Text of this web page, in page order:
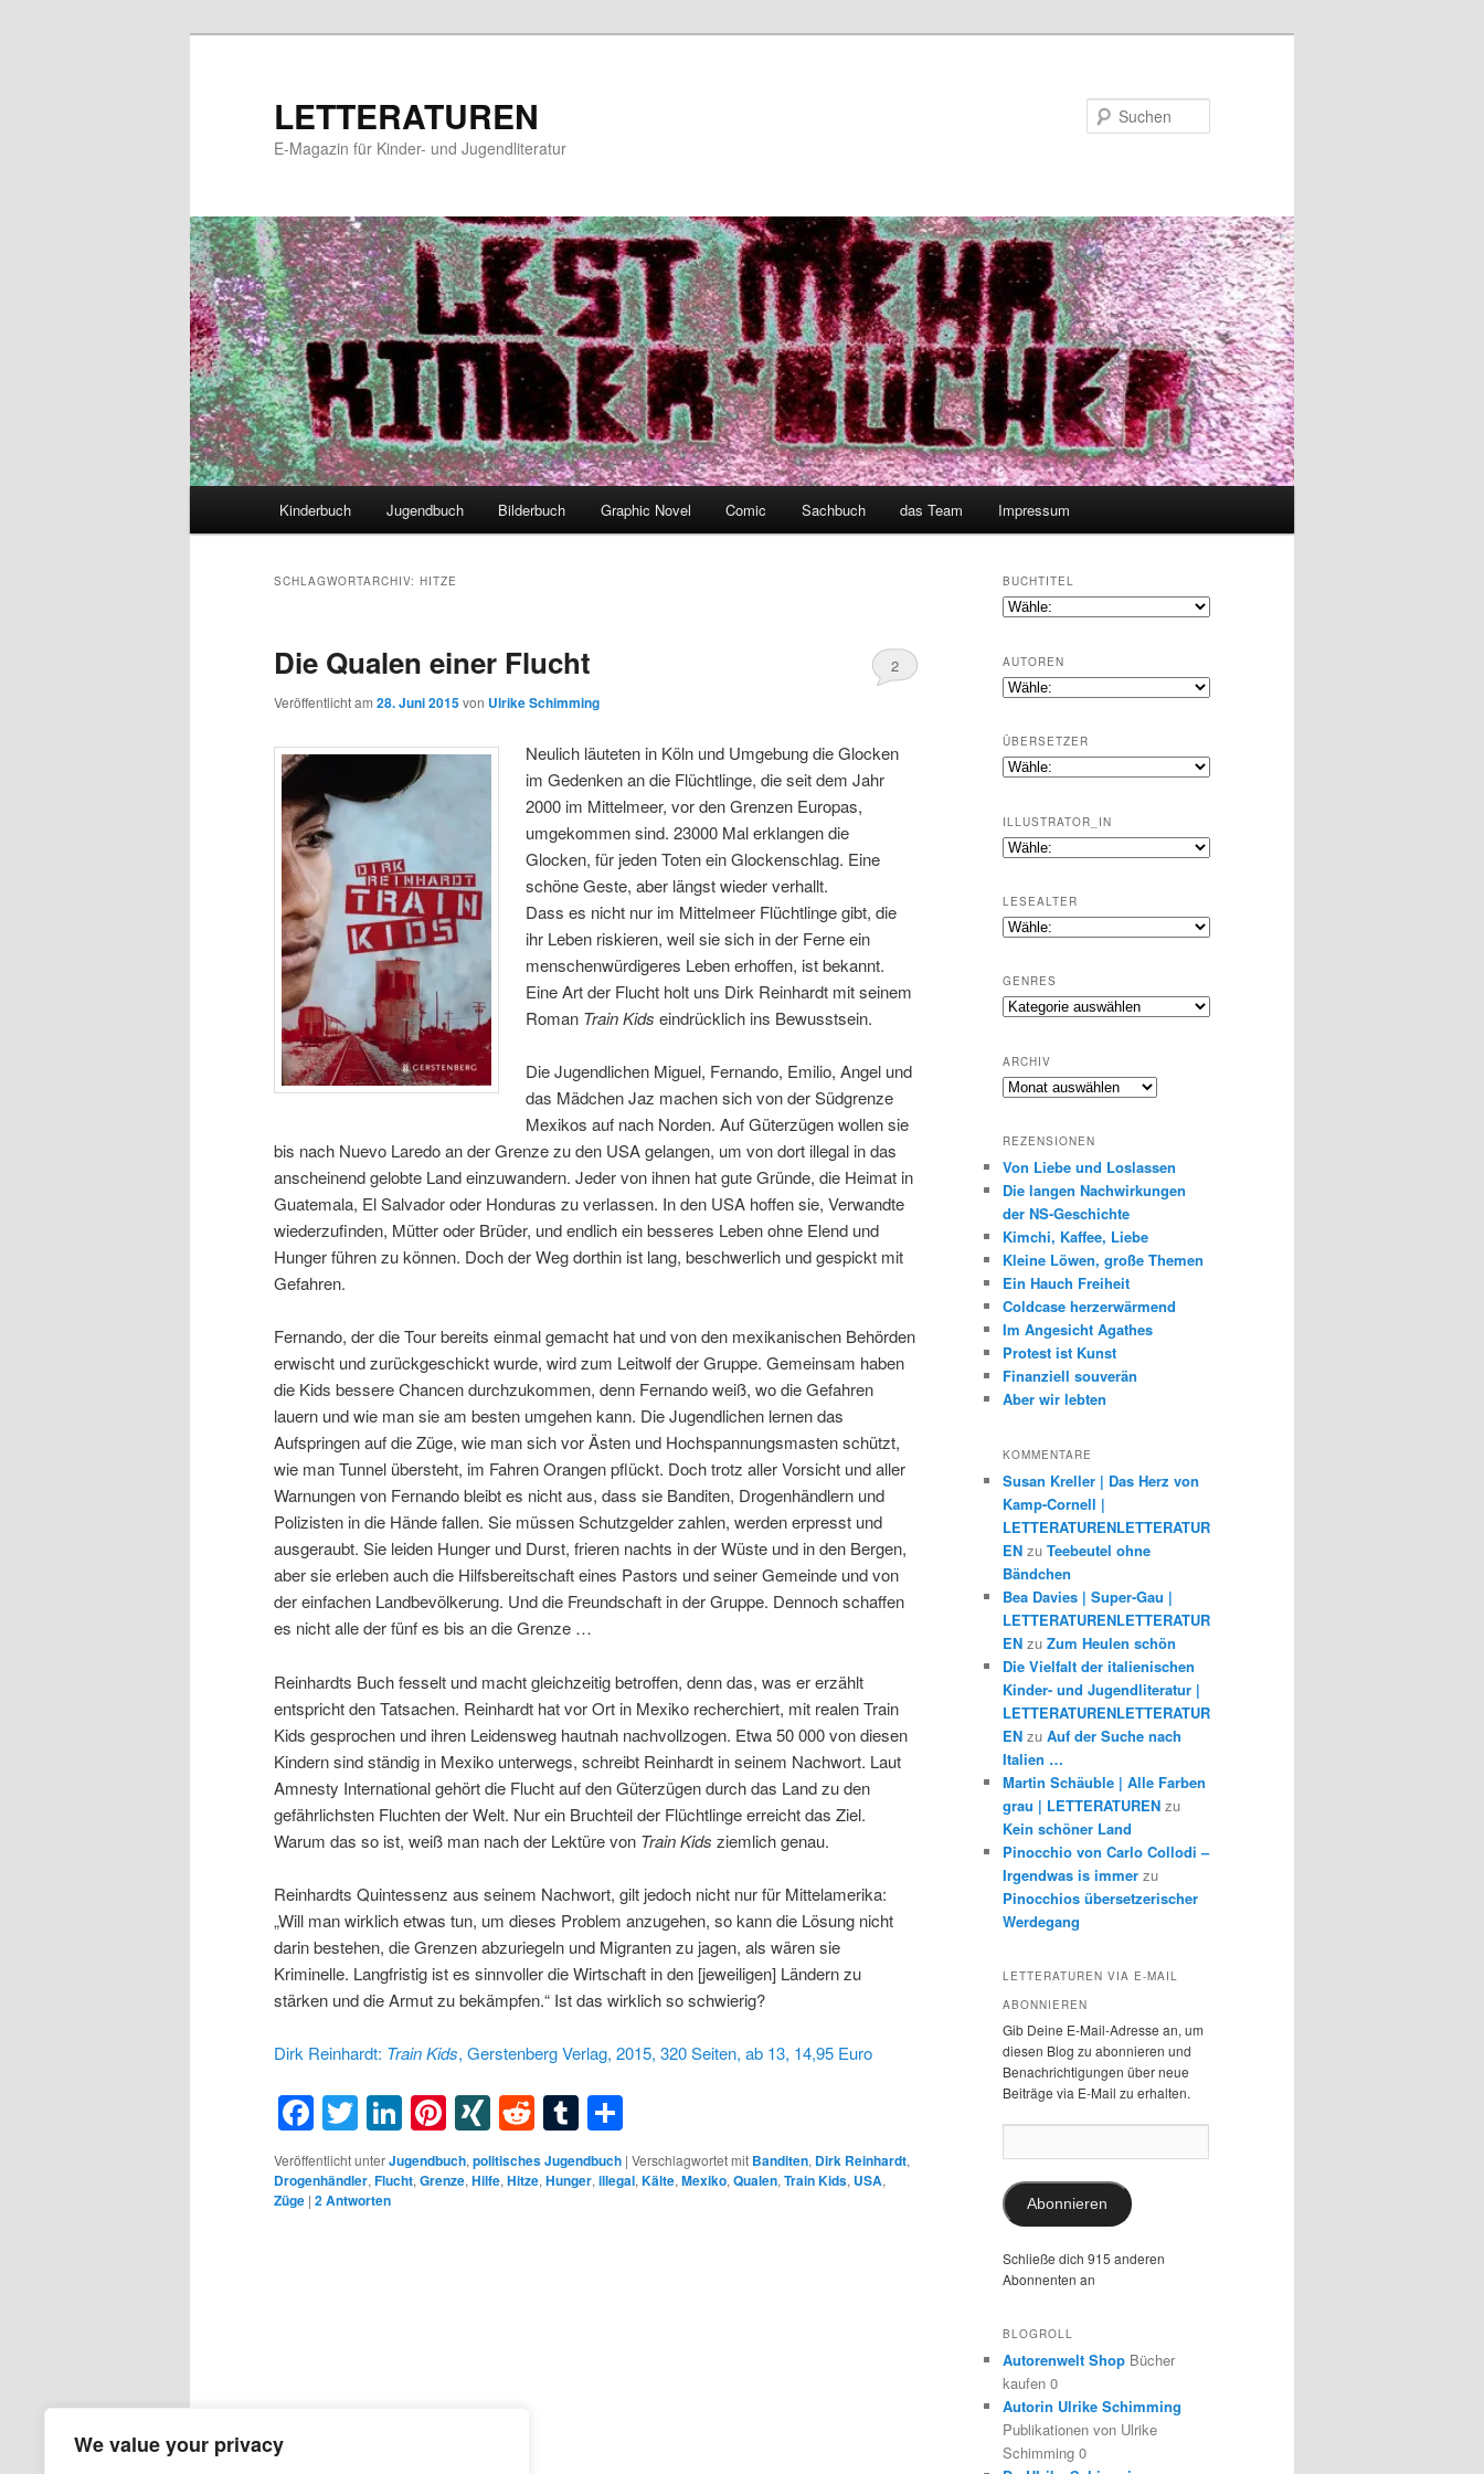
We value your privacy
LETTERATUREN
E-Magazin für Kinder- und Jugendliteratur
Kinderbuch Jugendbuch Bilderbuch Graphic Novel Comic Sachbuch das Team Impressum
SCHLAGWORTARCHIV: HITZE
Die Qualen einer Flucht
Veröffentlicht am 28. Juni 2015von Ulrike Schimming
2
Neulich läuteten in Köln und Umgebung die Glocken
im Gedenken an die Flüchtlinge, die seit dem Jahr
2000 im Mittelmeer, vor den Grenzen Europas,
umgekommen sind. 23000 Mal erklangen die
Glocken, für jeden Toten ein Glockenschlag. Eine
schöne Geste, aber längst wieder verhallt.
Dass es nicht nur im Mittelmeer Flüchtlinge gibt, die
ihr Leben riskieren, weil sie sich in der Ferne ein
menschenwürdigeres Leben erhoffen, ist bekannt.
Eine Art der Flucht holt uns Dirk Reinhardt mit seinem
Roman Train Kids eindrücklich ins Bewusstsein.
Die Jugendlichen Miguel, Fernando, Emilio, Angel und
das Mädchen Jaz machen sich von der Südgrenze
Mexikos auf nach Norden. Auf Güterzügen wollen sie
bis nach Nuevo Laredo an der Grenze zu den USA gelangen, um von dort illegal in das
anscheinend gelobte Land einzuwandern. Jeder von ihnen hat gute Gründe, die Heimat in
Guatemala, El Salvador oder Honduras zu verlassen. In den USA hoffen sie, Verwandte
wiederzufinden, Mütter oder Brüder, und endlich ein besseres Leben ohne Elend und
Hunger führen zu können. Doch der Weg dorthin ist lang, beschwerlich und gespickt mit
Gefahren.
Fernando, der die Tour bereits einmal gemacht hat und von den mexikanischen Behörden
erwischt und zurückgeschickt wurde, wird zum Leitwolf der Gruppe. Gemeinsam haben
die Kids bessere Chancen durchzukommen, denn Fernando weiß, wo die Gefahren
lauern und wie man sie am besten umgehen kann. Die Jugendlichen lernen das
Aufspringen auf die Züge, wie man sich vor Ästen und Hochspannungsmasten schützt,
wie man Tunnel übersteht, im Fahren Orangen pflückt. Doch trotz aller Vorsicht und aller
Warnungen von Fernando bleibt es nicht aus, dass sie Banditen, Drogenhändlern und
Polizisten in die Hände fallen. Sie müssen Schutzgelder zahlen, werden erpresst und
ausgeraubt. Sie leiden Hunger und Durst, frieren nachts in der Wüste und in den Bergen,
aber sie erleben auch die Hilfsbereitschaft eines Pastors und seiner Gemeinde und von
der einfachen Landbevölkerung. Und die Freundschaft in der Gruppe. Dennoch schaffen
es nicht alle der fünf es bis an die Grenze …
Reinhardts Buch fesselt und macht gleichzeitig betroffen, denn das, was er erzählt
entspricht den Tatsachen. Reinhardt hat vor Ort in Mexiko recherchiert, mit realen Train
Kids gesprochen und ihren Leidensweg hautnah nachvollzogen. Etwa 50 000 von diesen
Kindern sind ständig in Mexiko unterwegs, schreibt Reinhardt in seinem Nachwort. Laut
Amnesty International gehört die Flucht auf den Güterzügen durch das Land zu den
gefährlichsten Fluchten der Welt. Nur ein Bruchteil der Flüchtlinge erreicht das Ziel.
Warum das so ist, weiß man nach der Lektüre von Train Kids ziemlich genau.
Reinhardts Quintessenz aus seinem Nachwort, gilt jedoch nicht nur für Mittelamerika:
„Will man wirklich etwas tun, um dieses Problem anzugehen, so kann die Lösung nicht
darin bestehen, die Grenzen abzuriegeln und Migranten zu jagen, als wären sie
Kriminelle. Langfristig ist es sinnvoller die Wirtschaft in den [jeweiligen] Ländern zu
stärken und die Armut zu bekämpfen.“ Ist das wirklich so schwierig?
Dirk Reinhardt: TrainKids, Gerstenberg Verlag, 2015, 320 Seiten, ab 13, 14,95 Euro
Facebook
Twitter
LinkedIn
Pinterest
XINGRedditTumblr
Veröffentlicht unterJugendbuch, politisches Jugendbuch | Verschlagwortet mit Banditen, Dirk Reinhardt,
Drogenhändler, Flucht, Grenze, Hilfe, Hitze, Hunger, illegal, Kälte, Mexiko, Qualen, Train Kids, USA,
Züge | 2Antworten
BUCHTITEL
AUTOREN
ÜBERSETZER
ILLUSTRATOR_IN
LESEALTER
GENRES
Genres
ARCHIV
Archiv
REZENSIONEN
Von Liebe und Loslassen
Die langen Nachwirkungen
der NS-Geschichte
Kimchi, Kaffee, Liebe
Kleine Löwen, große Themen
Ein Hauch Freiheit
Coldcase herzerwärmend
Im Angesicht Agathes
Protest ist Kunst
Finanziell souverän
Aber wir lebten
KOMMENTARE
Susan Kreller | Das Herz von
Kamp-Cornell |
LETTERATURENLETTERATUR
EN zu Teebeutel ohne
Bändchen
Bea Davies | Super-Gau |
LETTERATURENLETTERATUR
EN zu Zum Heulen schön
Die Vielfalt der italienischen
Kinder- und Jugendliteratur |
LETTERATURENLETTERATUR
EN zu Auf der Suche nach
Italien …
Martin Schäuble | Alle Farben
grau | LETTERATUREN zu
Kein schöner Land
Pinocchio von Carlo Collodi –
Irgendwas is immer zu
Pinocchios übersetzerischer
Werdegang
LETTERATUREN VIA E-MAIL
ABONNIEREN
Gib Deine E-Mail-Adresse an, um
diesen Blog zu abonnieren und
Benachrichtigungen über neue
Beiträge via E-Mail zu erhalten.
Mail-
Abonnieren
Schließe dich 915 anderen
Abonnenten an
BLOGROLL
Autorenwelt Shop Bücher
kaufen 0
Autorin Ulrike Schimming
Publikationen von Ulrike
Schimming 0